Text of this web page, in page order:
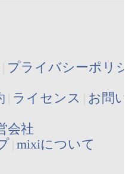
プライバシーポリ
ライセンス お問
会社
mixiについて